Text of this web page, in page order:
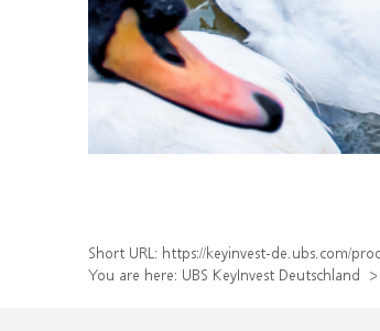
Short URL: https://keyinvest-de.ubs.com/
You are here: UBS KeyInvest Deutschland